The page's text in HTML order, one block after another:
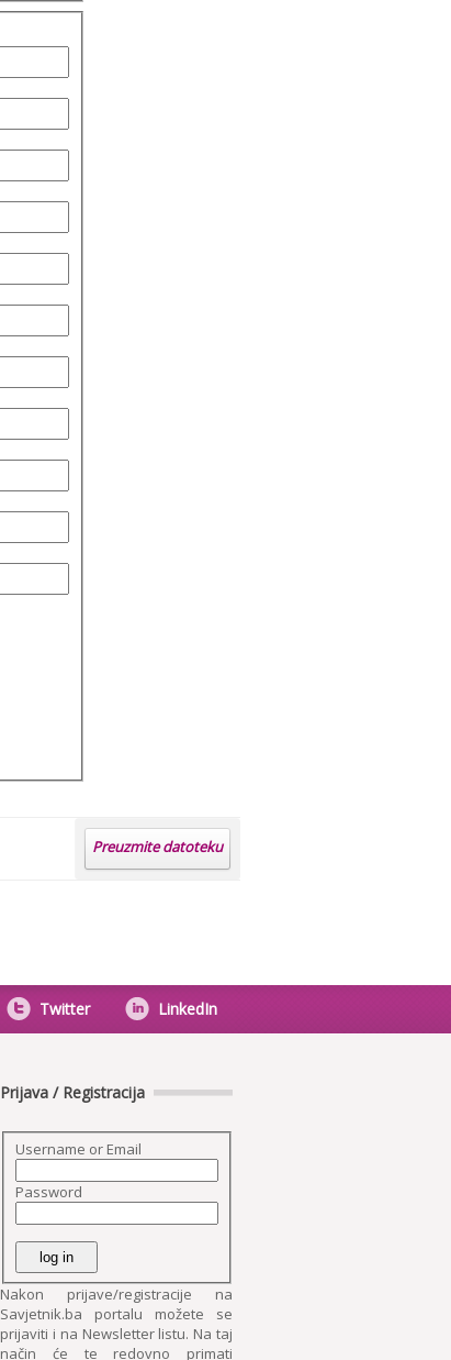
Preuzmite datoteku
Twitter LinkedIn
Prijava / Registracija
Username or Email
Password
Nakon prijave/registracije na
Savjetnik.ba portalu možete se
prijaviti i na Newsletter listu. Na taj
način će te redovno primati